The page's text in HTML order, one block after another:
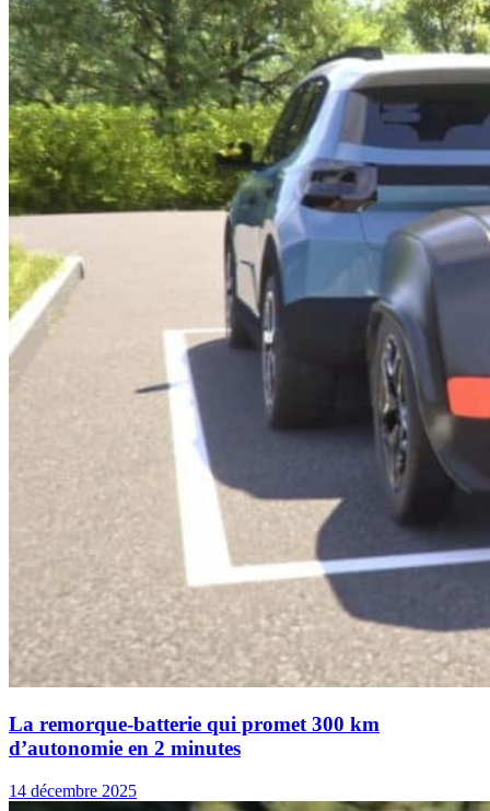
La remorque-batterie qui promet 300 km
d’autonomie en 2 minutes
14 décembre 2025